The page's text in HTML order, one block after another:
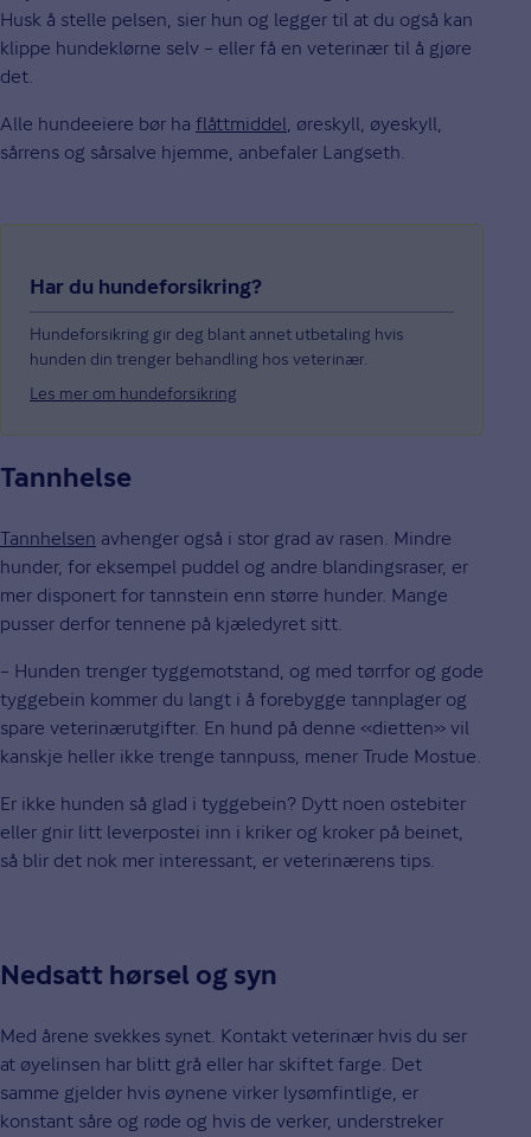
Husk å stelle pelsen, sier hun og legger til at du også kan
klippe hundeklørne selv – eller få en veterinær til å gjøre
det.
Alle hundeeiere bør ha flåttmiddel , øreskyll, øyeskyll,
sårrens og sårsalve hjemme, anbefaler Langseth.
Har du hundeforsikring?
Hundeforsikring gir deg blant annet utbetaling hvis
hunden din trenger behandling hos veterinær.
Les mer om hundeforsikring
Tannhelse
Tannhelsen avhenger også i stor grad av rasen. Mindre
hunder, for eksempel puddel og andre blandingsraser, er
mer disponert for tannstein enn større hunder. Mange
pusser derfor tennene på kjæledyret sitt.
– Hunden trenger tyggemotstand, og med tørrfor og gode
tyggebein kommer du langt i å forebygge tannplager og
spare veterinærutgifter. En hund på denne «dietten» vil
kanskje heller ikke trenge tannpuss, mener Trude Mostue.
Er ikke hunden så glad i tyggebein? Dytt noen ostebiter
eller gnir litt leverpostei inn i kriker og kroker på beinet,
så blir det nok mer interessant, er veterinærens tips.
Nedsatt hørsel og syn
Med årene svekkes synet. Kontakt veterinær hvis du ser
at øyelinsen har blitt grå eller har skiftet farge. Det
samme gjelder hvis øynene virker lysømfintlige, er
konstant såre og røde og hvis de verker, understreker